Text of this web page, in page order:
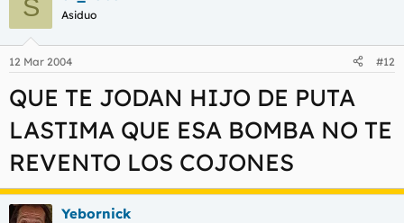
S Asiduo
12 Mar 2004 #12
QUE TE JODAN HIJO DE PUTA
LASTIMA QUE ESA BOMBA NO TE
REVENTO LOS COJONES
Yebornick